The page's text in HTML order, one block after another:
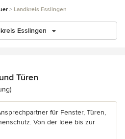
Landkreis Esslingen
Esslingen
Türen
5 von 5 Sternen
für Fenster, Türen,
Von der Idee bis zur